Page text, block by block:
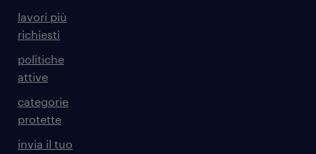
lavori più
richiesti
politiche
attive
categorie
protette
invia il tuo